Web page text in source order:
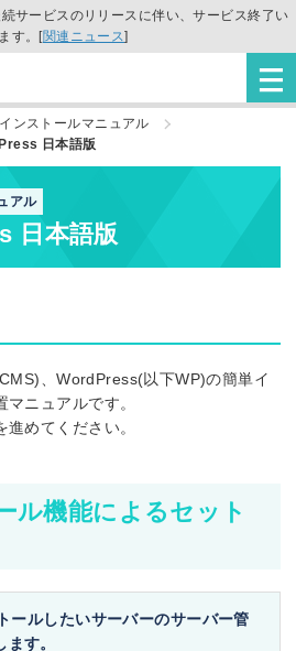
サービスのリリースに伴い、サービス終了い
す。[関連ニュース]
インストールマニュアル
日本語版
アル
日本語版
、WordPress(以下WP)の簡単イ
ニュアルです。
めてください。
ル機能によるセット
ールしたいサーバーのサーバー管
す。